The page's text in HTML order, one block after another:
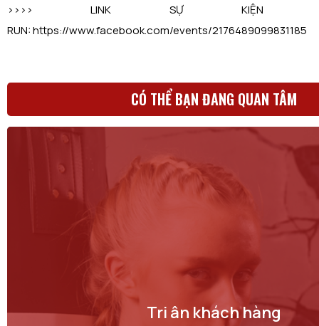
>>>> LINK SỰ KIỆN
RUN: https://www.facebook.com/events/2176489099831185
CÓ THỂ BẠN ĐANG QUAN TÂM
Tri ân khách hàng